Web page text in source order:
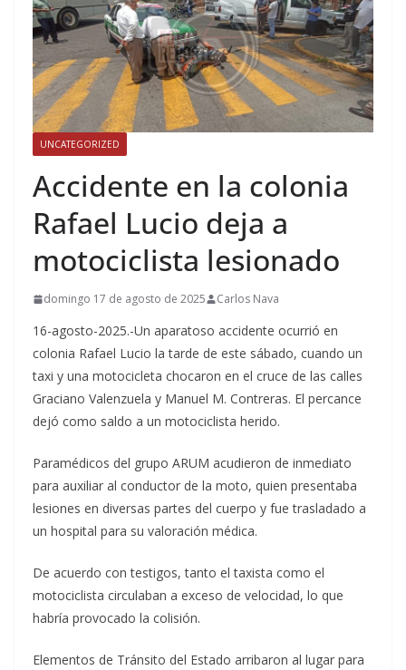
UNCATEGORIZED
Accidente en la colonia
Rafael Lucio deja a
motociclista lesionado
domingo 17 de agosto de 2025 Carlos Nava
16-agosto-2025.-Un aparatoso accidente ocurrió en
colonia Rafael Lucio la tarde de este sábado, cuando un
taxi y una motocicleta chocaron en el cruce de las calles
Graciano Valenzuela y Manuel M. Contreras. El percance
dejó como saldo a un motociclista herido.
Paramédicos del grupo ARUM acudieron de inmediato
para auxiliar al conductor de la moto, quien presentaba
lesiones en diversas partes del cuerpo y fue trasladado a
un hospital para su valoración médica.
De acuerdo con testigos, tanto el taxista como el
motociclista circulaban a exceso de velocidad, lo que
habría provocado la colisión.
Elementos de Tránsito del Estado arribaron al lugar para